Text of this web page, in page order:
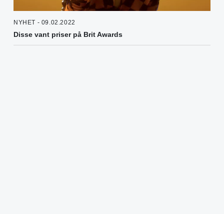
NYHET - 09.02.2022
Disse vant priser på Brit Awards